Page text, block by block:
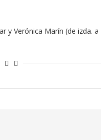
y Verónica Marín (de izda. a